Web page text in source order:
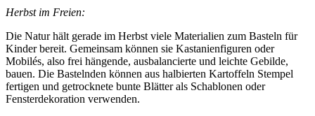
Herbst im Freien:
Die Natur hält gerade im Herbst viele Materialien zum Basteln für
Kinder bereit. Gemeinsam können sie Kastanienfiguren oder
Mobilés, also frei hängende, ausbalancierte und leichte Gebilde,
bauen. Die Bastelnden können aus halbierten Kartoffeln Stempel
fertigen und getrocknete bunte Blätter als Schablonen oder
Fensterdekoration verwenden.